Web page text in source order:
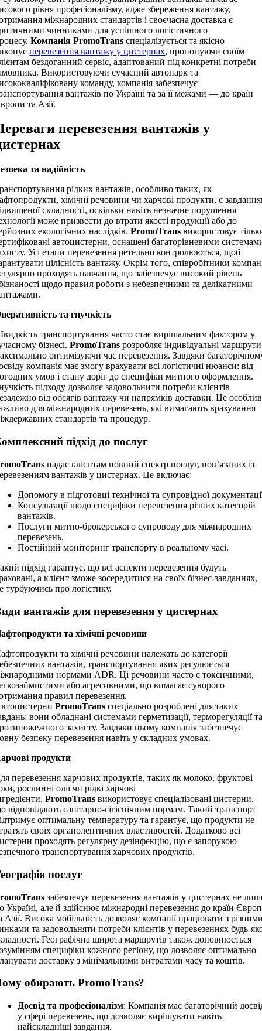
рівня професіоналізму, адже збереження вантажу,
міжнародних стандартів і своєчасна доставка є
чинниками для успішного логістичного
Компанія PromoTrans спеціалізується та якісно
перевезення вантажу у цистернах, пропонуючи своїм
бездоганний сервіс, адаптований під конкретні потреби
Використовуючи сучасний автопарк та
команду, компанія забезпечує
вантажів по Україні та за її межами — до країн
та Азії.
перевезення вантажів у
та надійність
рідких вантажів, особливо таких, як
хімічні речовини чи харчові продукти, є
складності, оскільки навіть незначне порушення
може призвести до втрати якості продукції або до
екологічних наслідків.PromoTrans використовує
автоцистерни, оснащені багаторівневими
Усі етапи перевезення ретельно контролюються, щоб
цілісність вантажу. Окрім того, співробітники
проходять навчання, що забезпечує високий рівень
щодо правил роботи з небезпечними та делікатними
та гнучкість
транспортування часто стає вирішальним фактором у
бізнесі.PromoTrans розробляє індивідуальні
оптимізуючи час перевезення. Завдяки
компанія має змогу врахувати всі логістичні нюанси: від
умов і стану доріг до специфіки митного оформлення.
підходу дозволяє задовольнити потреби клієнтів
від обсягів вантажу чи напрямків доставки. Це
для міжнародних перевезень, які вимагають врахування
стандартів та процедур.
підхід до послуг
надає клієнтам повний спектр послуг, пов’язаних із
вантажів у цистернах. Це включає:
Допомогу в підготовці технічної та супровідної
Консультації щодо специфіки перевезення різних категорій
вантажів.
Послуги митно-брокерського супроводу для міжнародних
перевезень.
Постійний моніторинг транспорту в реальному часі.
підхід гарантує, що всі аспекти перевезення будуть
а клієнт зможе зосередитися на своїх бізнес-завданнях,
турбуючись про логістику.
вантажів для перевезення у цистернах
та хімічні речовини
та хімічні речовини належать до категорії
вантажів, транспортування яких регулюється
нормами ADR. Ці речовини часто є токсичними,
або агресивними, що вимагає суворого
правил перевезення.
PromoTrans спеціально розроблені для таких
вони обладнані системами герметизації, терморегуляції
захисту. Завдяки цьому компанія забезпечує
безпеку перевезення навіть у складних умовах.
продукти
перевезення харчових продуктів, таких як молоко, фруктові
рослинні олії чи рідкі харчові
PromoTrans використовує спеціалізовані цистерни,
відповідають санітарно-гігієнічним нормам. Такий транспорт
оптимальну температуру та гарантує, що продукти не
своїх органолептичних властивостей. Додатково всі
проходять регулярну дезінфекцію, що є запорукою
транспортування харчових продуктів.
послуг
забезпечує перевезення вантажів у цистернах не
Україні, але й здійснює міжнародні перевезення до країн
Азії. Висока мобільність дозволяє компанії працювати з
та задовольняти потреби клієнтів у перевезеннях будь-
Географічна широта маршрутів також доповнюється
специфіки кожного регіону, що дозволяє оптимально
доставку з мінімальними витратами часу та коштів.
обирають PromoTrans?
Досвід та професіоналізм: Компанія має багаторічний
у сфері перевезень, що дозволяє вирішувати навіть
найскладніші завдання.